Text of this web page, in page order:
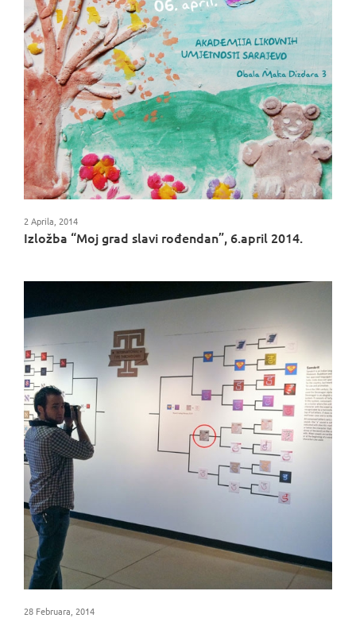
Izložba “Moj grad slavi rođendan”, 6.april 2014.
2 Aprila, 2014
28 Februara, 2014